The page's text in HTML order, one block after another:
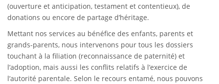
(ouverture et anticipation, testament et contentieux), de
donations ou encore de partage d’héritage.
Mettant nos services au bénéfice des enfants, parents et
grands-parents, nous intervenons pour tous les dossiers
touchant à la filiation (reconnaissance de paternité) et
l’adoption, mais aussi les conflits relatifs à l’exercice de
l’autorité parentale. Selon le recours entamé, nous pouvons